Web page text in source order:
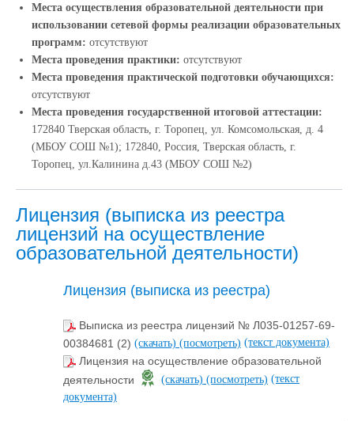
Места осуществления образовательной деятельности при
использовании сетевой формы реализации образовательных
программ: отсутствуют
Места проведения практики: отсутствуют
Места проведения практической подготовки обучающихся:
отсутствуют
Места проведения государственной итоговой аттестации:
172840 Тверская область, г. Торопец, ул. Комсомольская, д. 4
(МБОУ СОШ №1); 172840, Россия, Тверская область, г.
Торопец, ул.Калинина д.43 (МБОУ СОШ №2)
Лицензия (выписка из реестра
лицензий на осуществление
образовательной деятельности)
Лицензия (выписка из реестра)
Выписка из реестра лицензий № Л035-01257-69-
00384681 (2) (скачать) (посмотреть) (текст документа)
Лицензия на осуществление образовательной
деятельности
(скачать) (посмотреть) (текст
документа)